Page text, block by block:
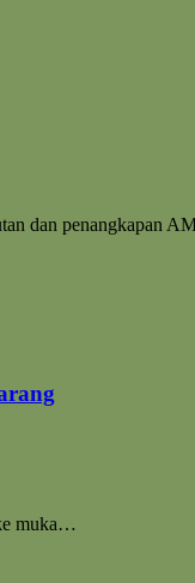
dan penangkapan
muka…